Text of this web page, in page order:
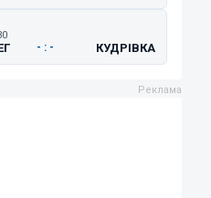
- : - КУДРІВКА